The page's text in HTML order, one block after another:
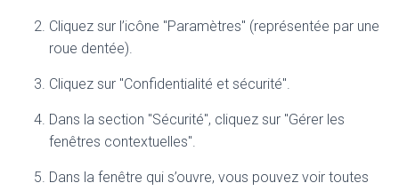
Cliquez sur l’icône "Paramètres" (représentée par une
roue dentée).
Cliquez sur "Confidentialité et sécurité".
Dans la section "Sécurité", cliquez sur "Gérer les
fenêtres contextuelles".
Dans la fenêtre qui s’ouvre, vous pouvez voir toutes